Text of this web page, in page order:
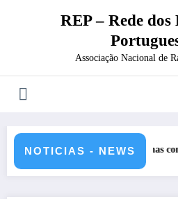
REP – Rede dos
Associação Nacional de
NOTICIAS - NEWS
REP nas comemorações dos 60 anos da